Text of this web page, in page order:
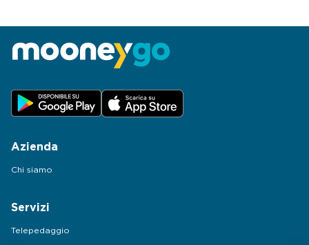
Azienda
Chi siamo
Servizi
Telepedaggio